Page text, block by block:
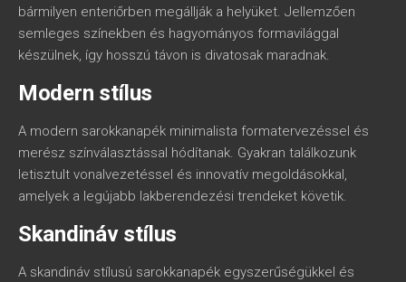
bármilyen enteriőrben megállják a helyüket. Jellemzően
semleges színekben és hagyományos formavilággal
készülnek, így hosszú távon is divatosak maradnak.
Modern stílus
A modern sarokkanapék minimalista formatervezéssel és
merész színválasztással hódítanak. Gyakran találkozunk
letisztult vonalvezetéssel és innovatív megoldásokkal,
amelyek a legújabb lakberendezési trendeket követik.
Skandináv stílus
A skandináv stílusú sarokkanapék egyszerűségükkel és